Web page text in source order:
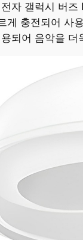
자 갤럭시 버
게 충전되어 사
되어 음악을